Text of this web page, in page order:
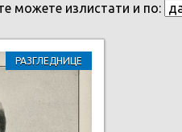
можете излистати и по:
РАЗГЛЕДНИЦЕ